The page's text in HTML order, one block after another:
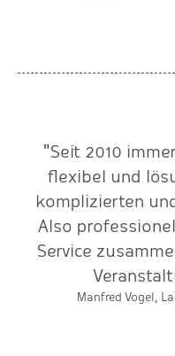
"Seit 2010
flexibel und
komplizierten
Also
Service
Manfred Vogel,